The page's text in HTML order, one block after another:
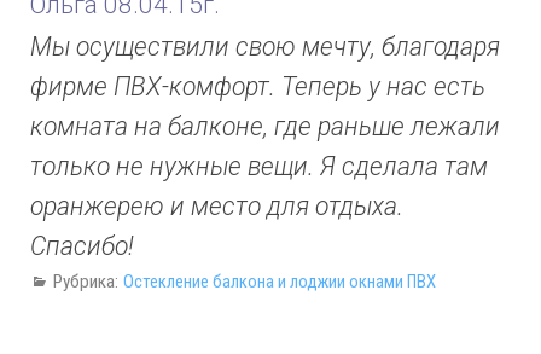
Мы осуществили свою мечту, благодаря
фирме ПВХ-комфорт. Теперь у нас есть
комната на балконе, где раньше лежали
только не нужные вещи. Я сделала там
оранжерею и место для отдыха.
Спасибо!
Рубрика: Остекление балкона и лоджии окнами ПВХ